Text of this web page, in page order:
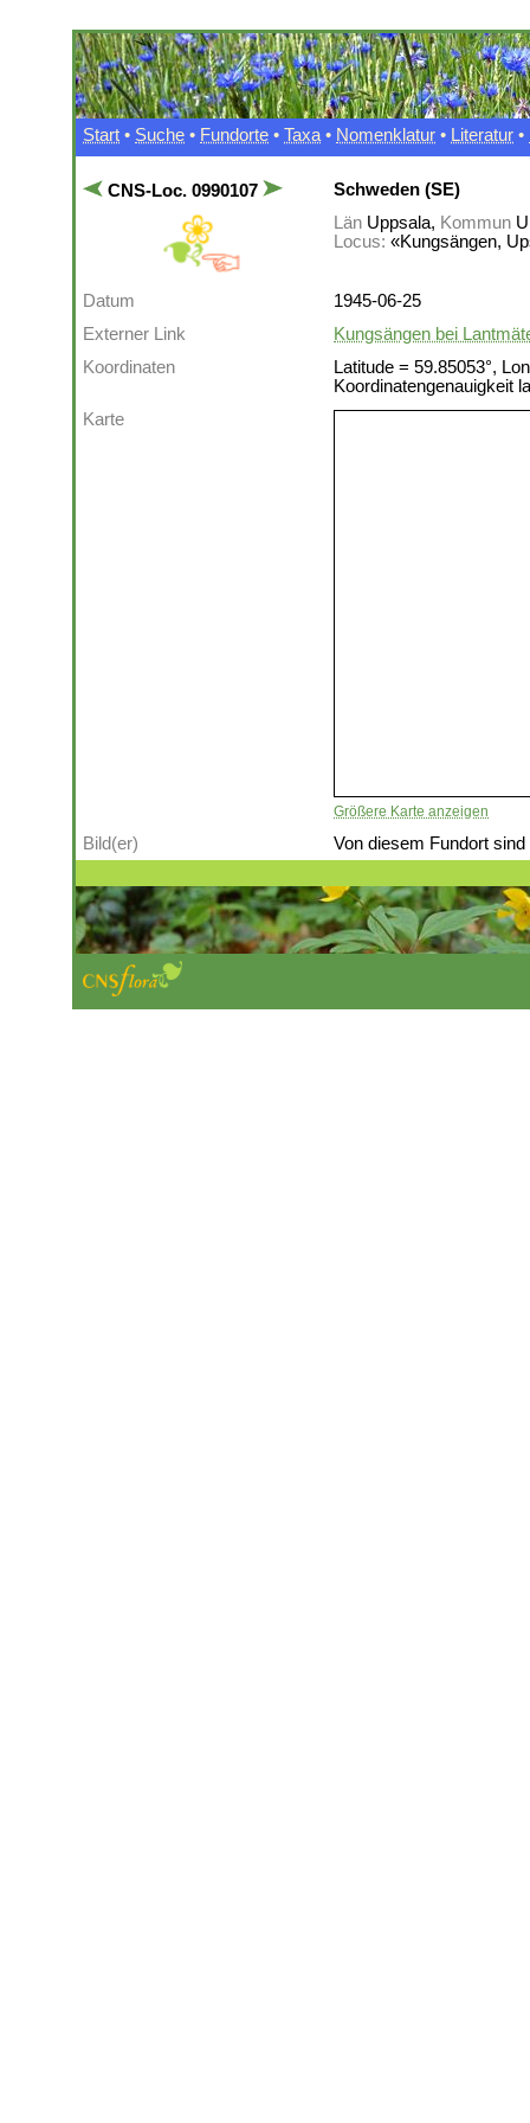
Start • Suche • Fundorte • Taxa • Nomenklatur • Literatur •
CNS-Loc. 0990107
Schweden (SE)
Län Uppsala, Kommun
Locus: «Kungsängen,
Datum
1945-06-25
Externer Link
Kungsängen bei
Koordinaten
Latitude = 59.85053°,
Koordinatengenauigkeit
Karte
Größere Karte anzeigen
Bild(er) Von diesem Fundort